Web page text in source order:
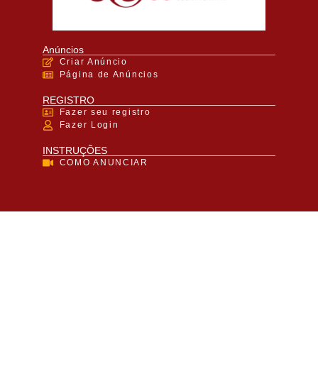
Anúncios
Criar Anúncio
Página de Anúncios
REGISTRO
Fazer seu registro
Fazer Login
INSTRUÇÕES
COMO ANUNCIAR